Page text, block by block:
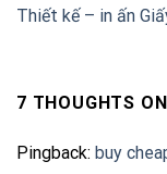
Thiết kế – in ấn
7 THOUGHTS
Pingback: buy